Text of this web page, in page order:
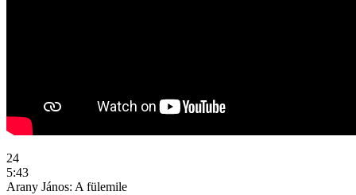
24
5:43
Arany János: A fülemile